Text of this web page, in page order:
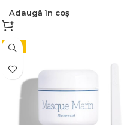
Adaugă în coș
-5%